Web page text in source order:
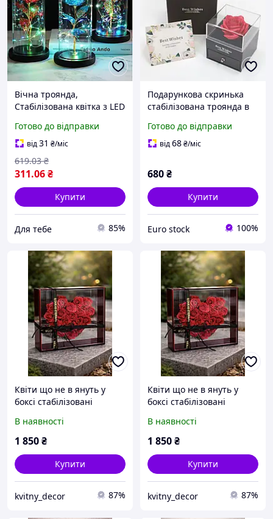
Вічна троянда,
Стабілізована квітка з LED
Світильник-нічник на
подарунок мод. 4815926
Готово до відправки
від31 ₴/міс
311.06₴
619.03 ₴
Купити
Для тебе 85%
Подарункова скринька
стабілізована троянда в
Подарункова коробка-
шкатулка з Вічною
Готово до відправки
від68₴/міс
680₴
Купити
Euro stock 100%
Квіти що не в януть у
боксі стабілізовані
довговічні квіти
В наявності
1 850₴
Купити
kvitny_decor 87%
Квіти що не в януть у
боксі стабілізовані
довговічні квіти
В наявності
1 850₴
Купити
kvitny_decor 87%